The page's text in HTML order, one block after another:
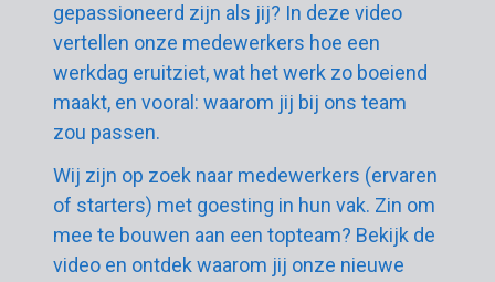
gepassioneerd zijn als jij? In deze video
vertellen onze medewerkers hoe een
werkdag eruitziet, wat het werk zo boeiend
maakt, en vooral: waarom jij bij ons team
zou passen.
Wij zijn op zoek naar medewerkers (ervaren
of starters) met goesting in hun vak. Zin om
mee te bouwen aan een topteam? Bekijk de
video en ontdek waarom jij onze nieuwe